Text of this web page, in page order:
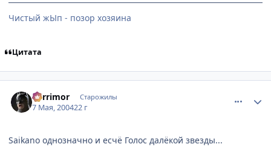
Чистый жЫп - позор хозяина
Цитата
Berrimor Старожилы
7 Мая, 200422 г
Saikano однозначно и есчё Голос далёкой звезды...